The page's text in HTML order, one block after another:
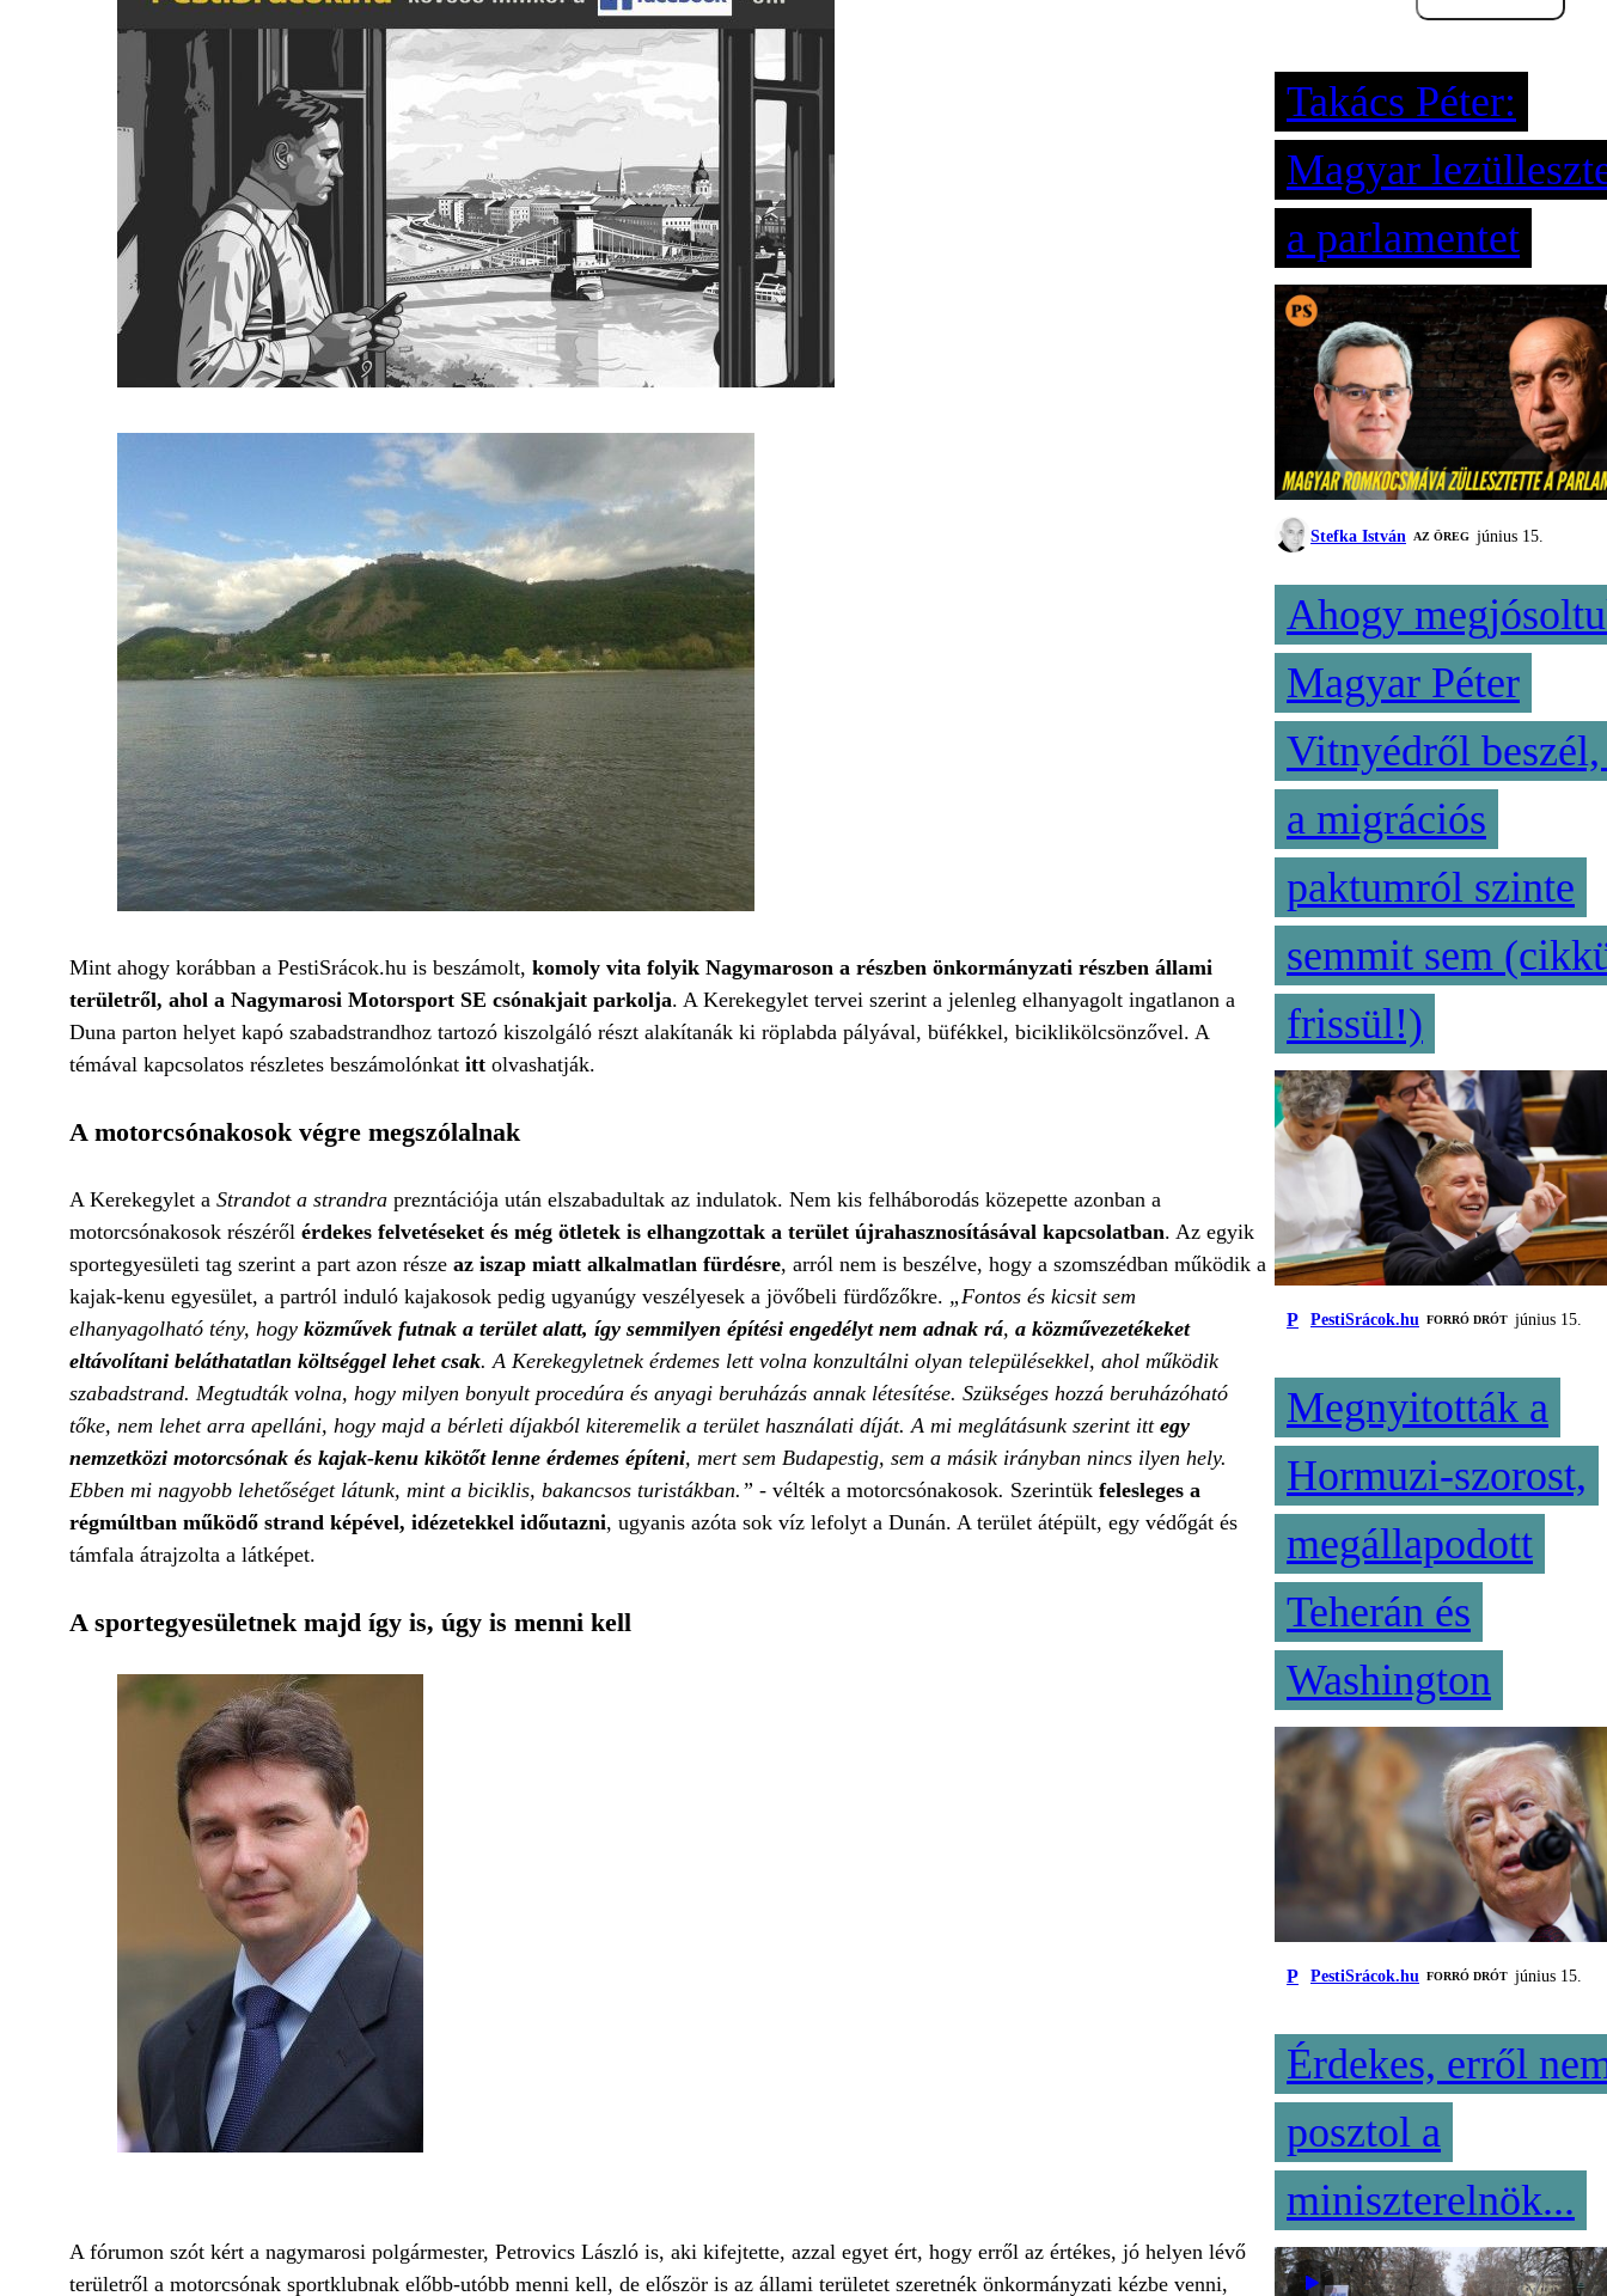
Mint ahogy korábban a PestiSrácok.hu is beszámolt, komoly vita folyik Nagymaroson a részben önkormányzati részben állami
területről, ahol a Nagymarosi Motorsport SE csónakjait parkolja. A Kerekegylet tervei szerint a jelenleg elhanyagolt ingatlanon a
Duna parton helyet kapó szabadstrandhoz tartozó kiszolgáló részt alakítanák ki röplabda pályával, büfékkel, biciklikölcsönzővel. A
témával kapcsolatos részletes beszámolónkat itt olvashatják.
A motorcsónakosok végre megszólalnak
A Kerekegylet a Strandot a strandra prezntációja után elszabadultak az indulatok. Nem kis felháborodás közepette azonban a
motorcsónakosok részéről érdekes felvetéseket és még ötletek is elhangzottak a terület újrahasznosításával kapcsolatban. Az egyik
sportegyesületi tag szerint a part azon része az iszap miatt alkalmatlan fürdésre, arról nem is beszélve, hogy a szomszédban működik a
kajak-kenu egyesület, a partról induló kajakosok pedig ugyanúgy veszélyesek a jövőbeli fürdőzőkre. „Fontos és kicsit sem
elhanyagolható tény, hogy közművek futnak a terület alatt, így semmilyen építési engedélyt nem adnak rá, a közművezetékeket
eltávolítani beláthatatlan költséggel lehet csak. A Kerekegyletnek érdemes lett volna konzultálni olyan településekkel, ahol működik
szabadstrand. Megtudták volna, hogy milyen bonyult procedúra és anyagi beruházás annak létesítése. Szükséges hozzá beruházóható
tőke, nem lehet arra apelláni, hogy majd a bérleti díjakból kiteremelik a terület használati díját. A mi meglátásunk szerint itt egy
nemzetközi motorcsónak és kajak-kenu kikötőt lenne érdemes építeni, mert sem Budapestig, sem a másik irányban nincs ilyen hely.
Ebben mi nagyobb lehetőséget látunk, mint a biciklis, bakancsos turistákban.” - vélték a motorcsónakosok. Szerintük felesleges a
régmúltban működő strand képével, idézetekkel időutazni, ugyanis azóta sok víz lefolyt a Dunán. A terület átépült, egy védőgát és
támfala átrajzolta a látképet.
A sportegyesületnek majd így is, úgy is menni kell
A fórumon szót kért a nagymarosi polgármester, Petrovics László is, aki kifejtette, azzal egyet ért, hogy erről az értékes, jó helyen lévő
területről a motorcsónak sportklubnak előbb-utóbb menni kell, de először is az állami területet szeretnék önkormányzati kézbe venni,
Takács Péter:
Magyar
a parlamentet
Stefka István AZ ÖREG június 15.
Ahogy
Magyar Péter
Vitnyédről beszél,
a migrációs
paktumról szinte
semmit sem
frissül!)
P PestiSrácok.hu FORRÓ DRÓT június 15.
Megnyitották a
Hormuzi-szorost,
megállapodott
Teherán és
Washington
P PestiSrácok.hu FORRÓ DRÓT június 15.
Érdekes, erről
posztol a
miniszterelnök...